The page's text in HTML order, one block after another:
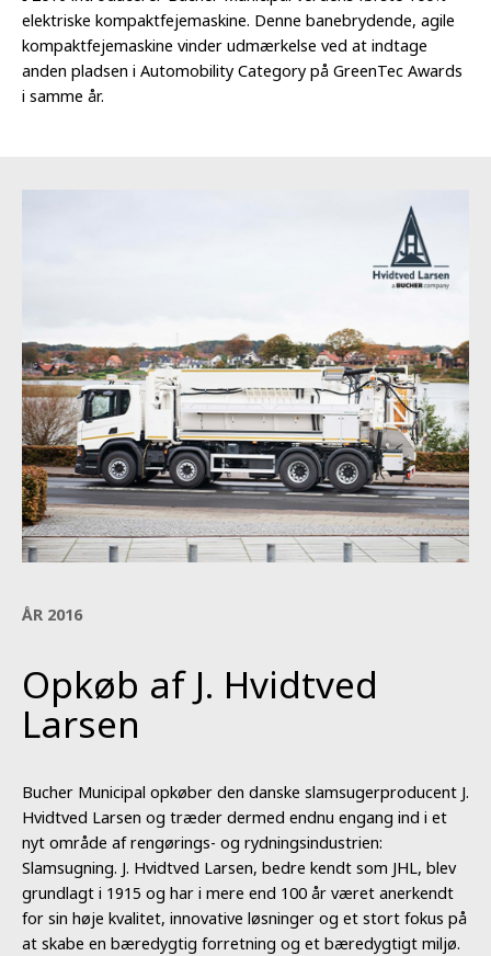
elektriske kompaktfejemaskine. Denne banebrydende, agile
kompaktfejemaskine vinder udmærkelse ved at indtage
anden pladsen i Automobility Category på GreenTec Awards
i samme år.
ÅR 2016
Opkøb af J. Hvidtved
Larsen
Bucher Municipal opkøber den danske slamsugerproducent J.
Hvidtved Larsen og træder dermed endnu engang ind i et
nyt område af rengørings- og rydningsindustrien:
Slamsugning. J. Hvidtved Larsen, bedre kendt som JHL, blev
grundlagt i 1915 og har i mere end 100 år været anerkendt
for sin høje kvalitet, innovative løsninger og et stort fokus på
at skabe en bæredygtig forretning og et bæredygtigt miljø.